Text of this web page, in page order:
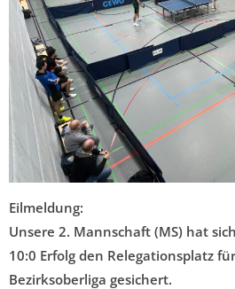
Eilmeldung:
Unsere 2. Mannschaft (MS) hat
10:0 Erfolg den Relegationsplatz
Bezirksoberliga gesichert.